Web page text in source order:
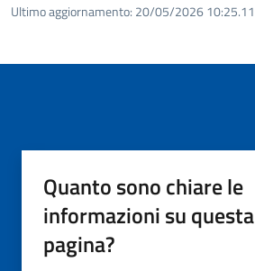
Ultimo aggiornamento: 20/05/2026 10:25.11
Quanto sono chiare le
informazioni su questa
pagina?